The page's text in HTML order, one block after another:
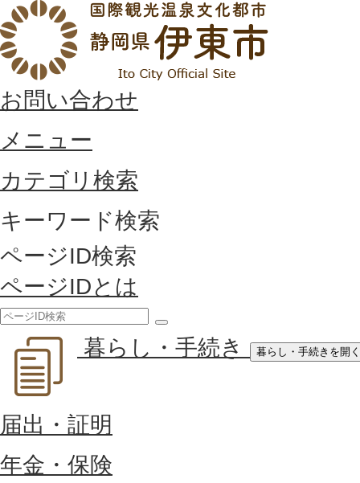
お問い合わせ
メニュー
カテゴリ検索
キーワード検索
ページID検索
ページIDとは
索
暮らし・手続き 暮らし・手続きを開く
届出・証明
年金・保険